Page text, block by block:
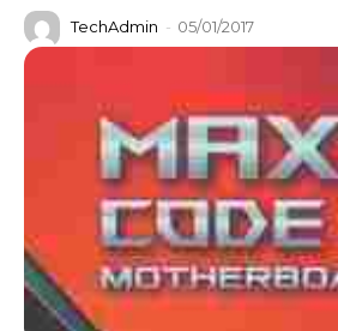
TechAdmin - 05/01/2017